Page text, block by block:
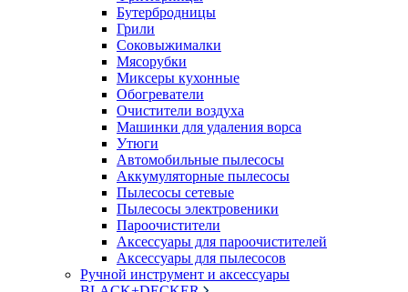
Бутербродницы
Грили
Соковыжималки
Мясорубки
Миксеры кухонные
Обогреватели
Очистители воздуха
Машинки для удаления ворса
Утюги
Автомобильные пылесосы
Аккумуляторные пылесосы
Пылесосы сетевые
Пылесосы электровеники
Пароочистители
Аксессуары для пароочистителей
Аксессуары для пылесосов
Ручной инструмент и аксессуары